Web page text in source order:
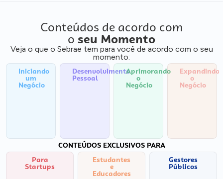
Conteúdos de acordo com
o seu Momento
Veja o que o Sebrae tem para você de acordo com o seu
momento:
Iniciando
um
Negócio
Desenvolvimento
Pessoal
Aprimorando
o
Negócio
Expandindo
o
Negócio
CONTEÚDOS EXCLUSIVOS PARA
Para
Startups
Estudantes
e
Educadores
Gestores
Públicos